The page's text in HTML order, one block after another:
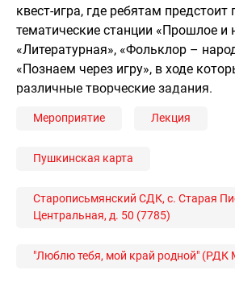
квест-игра, где ребятам предстоит
тематические станции «Прошлое и
«Литературная», «Фольклор –
«Познаем через игру», в ходе
различные творческие задания.
Мероприятие Лекция
Пушкинская карта
Старописьмянский СДК, с. Старая
Центральная, д. 50 (7785)
"Люблю тебя, мой край родной"